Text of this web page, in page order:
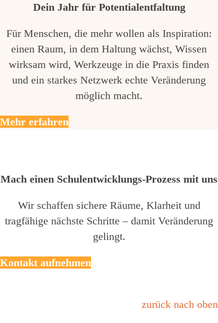
Dein Jahr für Potentialentfaltung
Für Menschen, die mehr wollen als Inspiration:
einen Raum, in dem Haltung wächst, Wissen
wirksam wird, Werkzeuge in die Praxis finden
und ein starkes Netzwerk echte Veränderung
möglich macht.
Mehr erfahren
Mach einen Schulentwicklungs-Prozess mit uns
Wir schaffen sichere Räume, Klarheit und
tragfähige nächste Schritte – damit Veränderung
gelingt.
Kontakt aufnehmen
zurück nach oben